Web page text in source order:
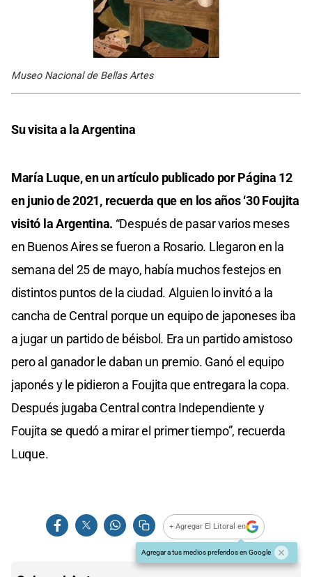
Museo Nacional de Bellas Artes
Su visita a la Argentina
María Luque, en un artículo publicado por Página 12
en junio de 2021, recuerda que en los años ‘30 Foujita
visitó la Argentina. “Después de pasar varios meses
en Buenos Aires se fueron a Rosario. Llegaron en la
semana del 25 de mayo, había muchos festejos en
distintos puntos de la ciudad. Alguien lo invitó a la
cancha de Central porque un equipo de japoneses iba
a jugar un partido de béisbol. Era un partido amistoso
pero al ganador le daban un premio. Ganó el equipo
japonés y le pidieron a Foujita que entregara la copa.
Después jugaba Central contra Independiente y
Foujita se quedó a mirar el primer tiempo”, recuerda
Luque.
+ Agregar El Litoral en
Agregar a tus medios preferidos en Google